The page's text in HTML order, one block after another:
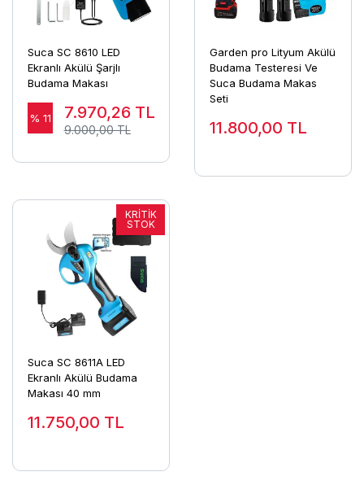
Suca SC 8610 LED
Ekranlı Akülü Şarjlı
Budama Makası
% 11 7.970,26 TL
9.000,00 TL
Garden pro Lityum Akülü
Budama Testeresi Ve
Suca Budama Makas
Seti
11.800,00 TL
Suca SC 8611A LED
Ekranlı Akülü Budama
Makası 40 mm
11.750,00 TL